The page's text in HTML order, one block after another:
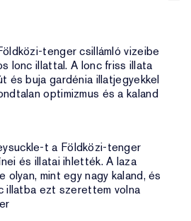
tenger csillámló vizeibe
lonc illattal. A lonc friss illata
és buja gardénia illatjegyekkel
optimizmus és a kaland
t a Földközi-tenger
és illatai ihlették. A laza
mint egy nagy kaland, és
illatba ezt szerettem volna